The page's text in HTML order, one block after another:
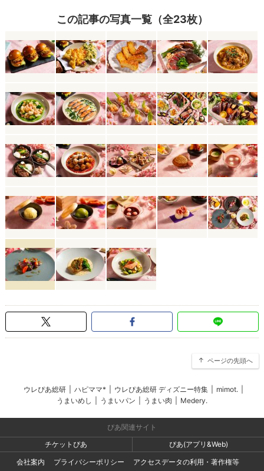
この記事の写真一覧（全23枚）
ページの先頭へ
ウレぴあ総研 ハピママ* ウレぴあ総研 ディズニー特集 mimot.
うまいめし
うまいパン うまい肉 Medery.
ぴあ関連サイト
チケットぴあ
ぴあ(アプリ&Web)
会社案内
プライバシーポリシー アクセスデータの利用・著作権等